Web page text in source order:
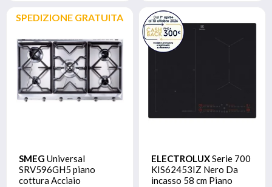
SPEDIZIONE GRATUITA
SMEG Universal
SRV596GH5 piano
cottura Acciaio
ELECTROLUXSerie 700
KIS62453IZ Nero Da
incasso 58 cm Piano